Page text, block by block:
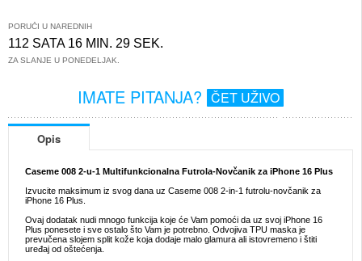
PORUČI U NAREDNIH
112 SATA 16 MIN. 29 SEK.
ZA SLANJE U PONEDELJAK.
IMATE PITANJA? ČET UŽIVO
Opis
Caseme 008 2-u-1 Multifunkcionalna Futrola-Novčanik za iPhone 16 Plus
Izvucite maksimum iz svog dana uz Caseme 008 2-in-1 futrolu-novčanik za
iPhone 16 Plus.
Ovaj dodatak nudi mnogo funkcija koje će Vam pomoći da uz svoj iPhone 16
Plus ponesete i sve ostalo što Vam je potrebno. Odvojiva TPU maska je
prevučena slojem split kože koja dodaje malo glamura ali istovremeno i štiti
uređaj od oštećenja.